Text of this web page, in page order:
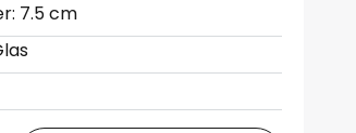
7.5 cm